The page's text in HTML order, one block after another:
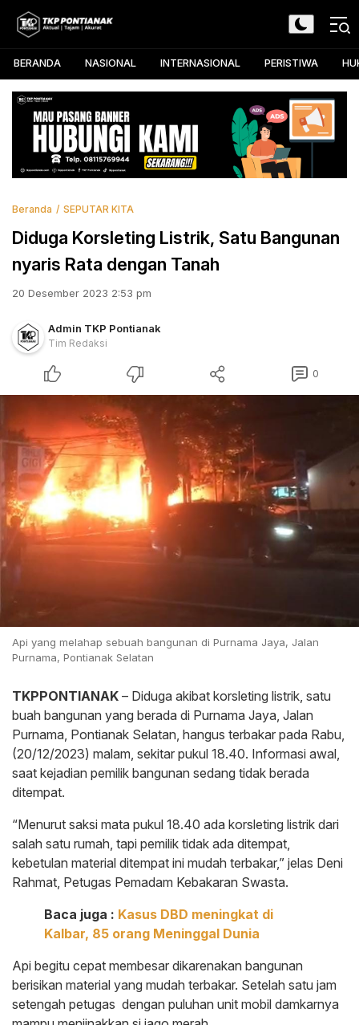
TKP Pontianak
Aktual, Tajam, dan Akurat
BERANDA NASIONAL INTERNASIONAL PERISTIWA
Beranda SEPUTAR KITA
Diduga Korsleting Listrik, Satu Bangunan
nyaris Rata dengan Tanah
20 Desember 2023 2:53 pm
Admin TKP Pontianak
Tim Redaksi
0
Api yang melahap sebuah bangunan di Purnama Jaya, Jalan
Purnama, Pontianak Selatan
TKPPONTIANAK – Diduga akibat korsleting listrik, satu
buah bangunan yang berada di Purnama Jaya, Jalan
Purnama, Pontianak Selatan, hangus terbakar pada Rabu,
(20/12/2023) malam, sekitar pukul 18.40. Informasi awal,
saat kejadian pemilik bangunan sedang tidak berada
ditempat.
“Menurut saksi mata pukul 18.40 ada korsleting listrik dari
salah satu rumah, tapi pemilik tidak ada ditempat,
kebetulan material ditempat ini mudah terbakar,” jelas Deni
Rahmat, Petugas Pemadam Kebakaran Swasta.
Baca juga : Kasus DBD meningkat di
Kalbar, 85 orang Meninggal Dunia
Api begitu cepat membesar dikarenakan bangunan
berisikan material yang mudah terbakar. Setelah satu jam
setengah petugas dengan puluhan unit mobil damkarnya